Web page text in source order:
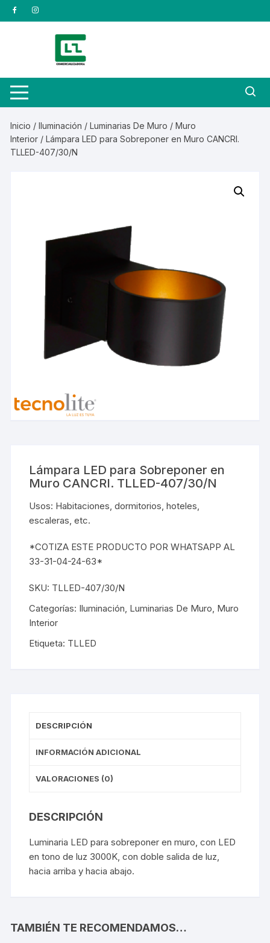
Saltar
al
Inicio /Iluminación /Luminarias De Muro /Muro
Interior / Lámpara LED para Sobreponer en Muro CANCRI.
TLLED-407/30/N
Lámpara LED para Sobreponer en
Muro CANCRI. TLLED-407/30/N
Usos: Habitaciones, dormitorios, hoteles,
escaleras, etc.
*COTIZA ESTE PRODUCTO POR WHATSAPP AL
33-31-04-24-63*
SKU: TLLED-407/30/N
Categorías: Iluminación Luminarias De Muro Muro
Interior
Etiqueta: TLLED
DESCRIPCIÓN
INFORMACIÓN ADICIONAL
VALORACIONES (0)
DESCRIPCIÓN
Luminaria LED para sobreponer en muro, con LED
en tono de luz 3000K, con doble salida de luz,
hacia arriba y hacia abajo.
TAMBIÉN TE RECOMENDAMOS…